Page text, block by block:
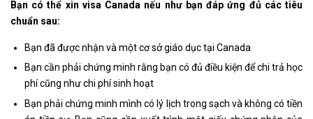
Bạn có thể xin visa Canada nếu như bạn đáp ứng đủ các tiêu
chuẩn sau:
Bạn đã được nhận và một cơ sở giáo dục tại Canada
Bạn cần phải chứng minh rằng bạn có đủ điều kiện để chi trả học
phí cũng như chi phí sinh hoạt
Bạn phải chứng minh mình có lý lịch trong sạch và không có tiền